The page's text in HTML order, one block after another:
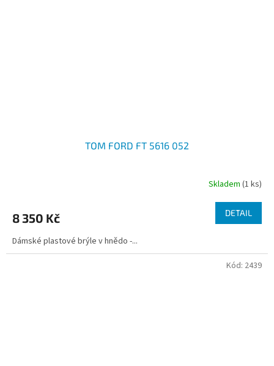
TOM FORD FT 5616 052
Skladem (1 ks)
8 350 Kč DETAIL
Dámské plastové brýle v hnědo -...
Kód: 2439